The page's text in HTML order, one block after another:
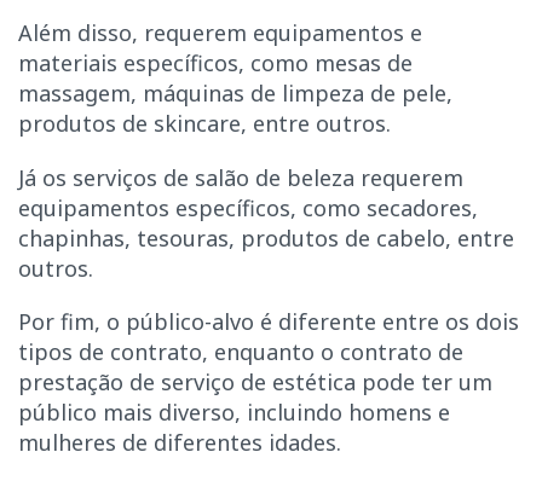
Além disso, requerem equipamentos e
materiais específicos, como mesas de
massagem, máquinas de limpeza de pele,
produtos de skincare, entre outros.
Já os serviços de salão de beleza requerem
equipamentos específicos, como secadores,
chapinhas, tesouras, produtos de cabelo, entre
outros.
Por fim, o público-alvo é diferente entre os dois
tipos de contrato, enquanto o contrato de
prestação de serviço de estética pode ter um
público mais diverso, incluindo homens e
mulheres de diferentes idades.